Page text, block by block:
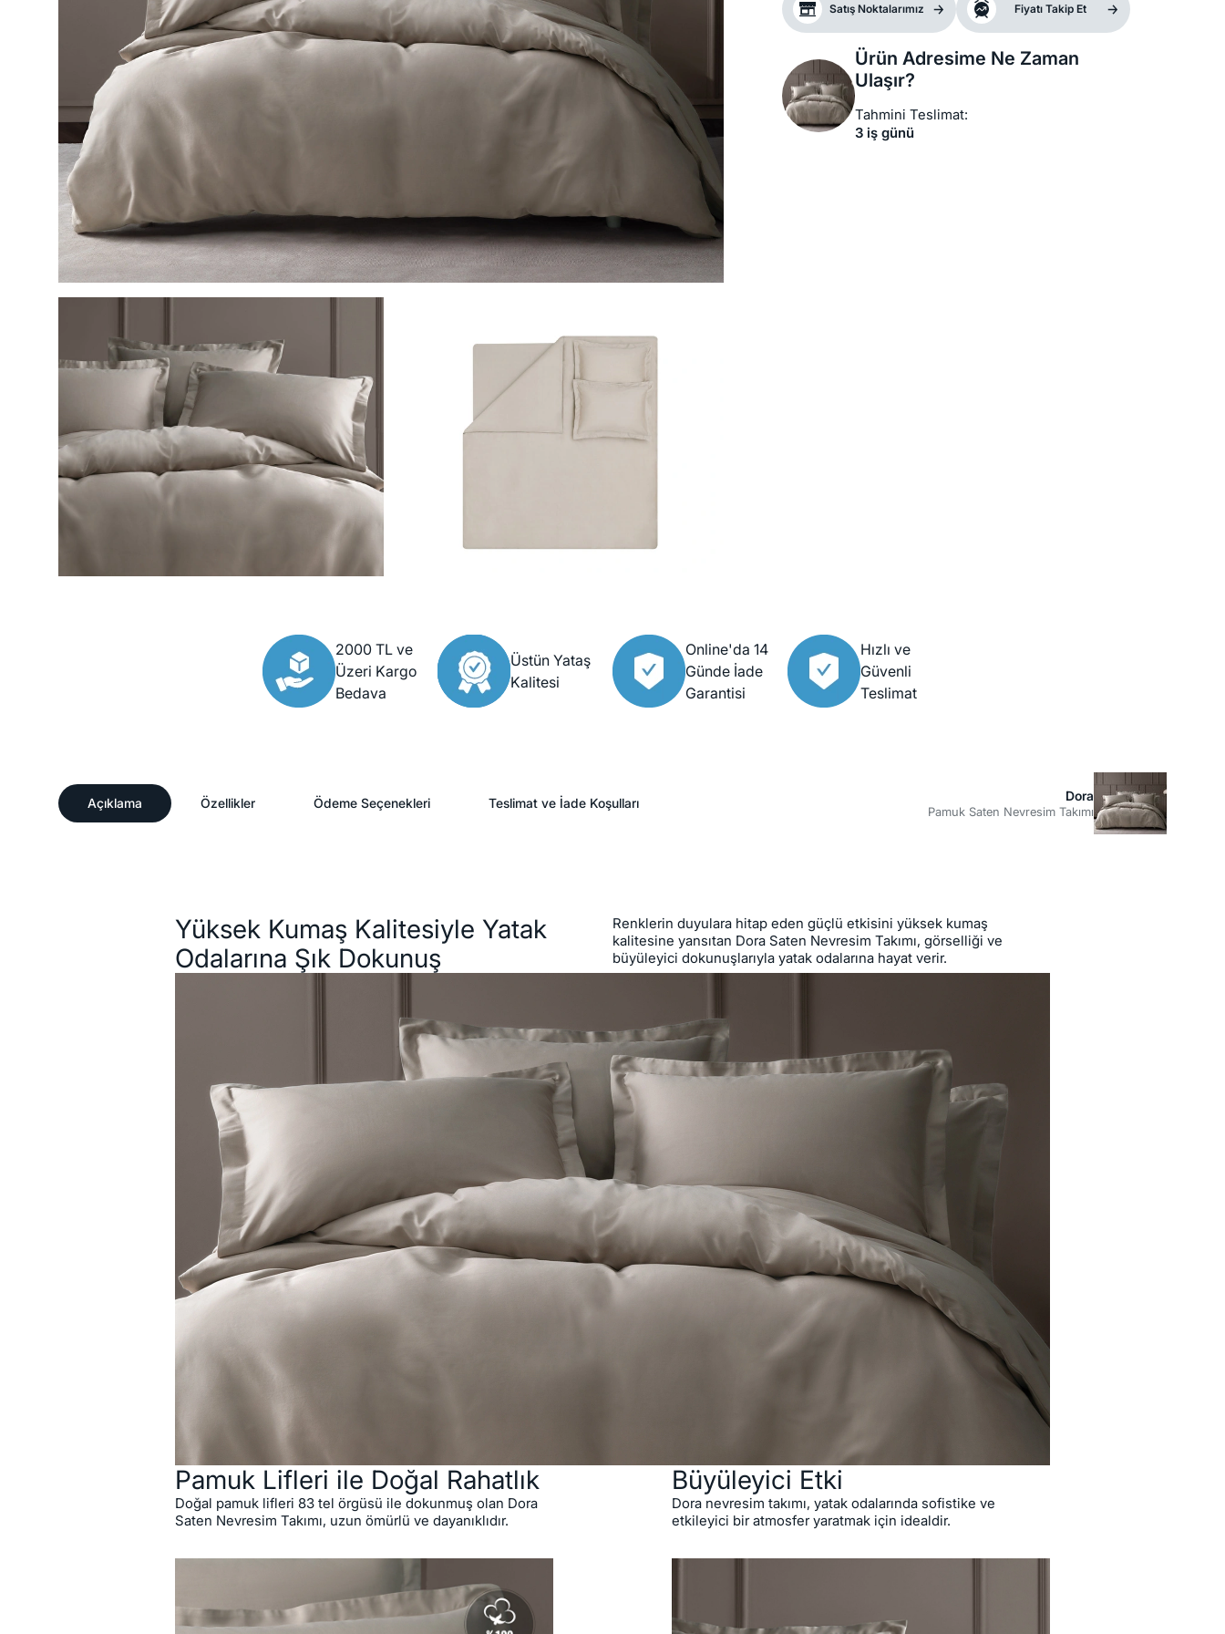
Satış Noktalarımız Fiyatı Takip Et
Ürün Adresime Ne Zaman
Ulaşır?
Tahmini Teslimat:
3 iş günü
2000 TL ve
Üzeri Kargo
Bedava
Üstün Yataş
Kalitesi
Online'da 14
Günde İade
Garantisi
Hızlı ve
Güvenli
Teslimat
Açıklama Özellikler Ödeme Seçenekleri Teslimat ve İade Koşulları Dora
Pamuk Saten Nevresim Takımı
Yüksek Kumaş Kalitesiyle Yatak
Odalarına Şık Dokunuş
Renklerin duyulara hitap eden güçlü etkisini yüksek kumaş
kalitesine yansıtan Dora Saten Nevresim Takımı, görselliği ve
büyüleyici dokunuşlarıyla yatak odalarına hayat verir.
Pamuk Lifleri ile Doğal Rahatlık
Doğal pamuk lifleri 83 tel örgüsü ile dokunmuş olan Dora
Saten Nevresim Takımı, uzun ömürlü ve dayanıklıdır.
Büyüleyici Etki
Dora nevresim takımı, yatak odalarında sofistike ve
etkileyici bir atmosfer yaratmak için idealdir.